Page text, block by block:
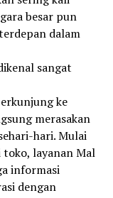
besar pun
dalam
sangat
ke
merasakan
hari. Mulai
layanan Mal
informasi
dengan